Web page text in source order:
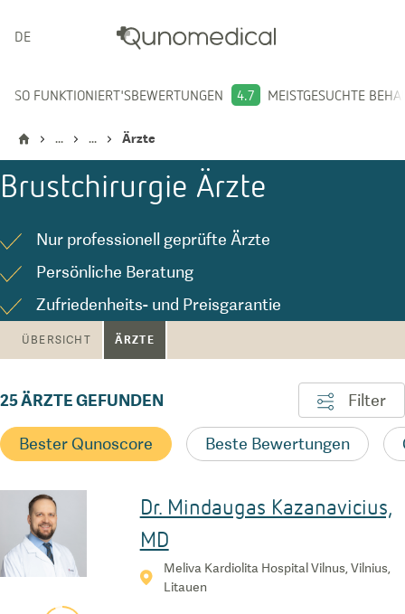
DEUTSCH
SO FUNKTIONIERT'SBEWERTUNGEN 4.7 MEISTGESUCHTE
... ... Ärzte
Brustchirurgie Ärzte
Nur professionell geprüfte Ärzte
Persönliche Beratung
Zufriedenheits- und Preisgarantie
ÜBERSICHT ÄRZTE
25ÄRZTE GEFUNDEN Filter
Bester Qunoscore Beste Bewertungen
Dr. Mindaugas Kazanavicius,
MD
Meliva Kardiolita Hospital Vilnus, Vilnius,
Litauen